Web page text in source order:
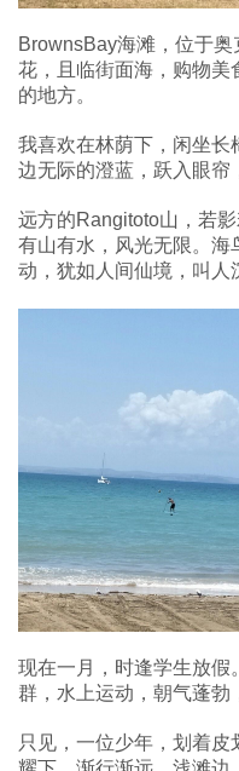
BrownsBay海滩，位于
花，且临街面海，购物美
的地方。
我喜欢在林荫下，闲坐长
边无际的澄蓝，跃入眼帘
远方的Rangitoto山，若
有山有水，风光无限。海
动，犹如人间仙境，叫人
现在一月，时逢学生放假
群，水上运动，朝气蓬勃
只见，一位少年，划着